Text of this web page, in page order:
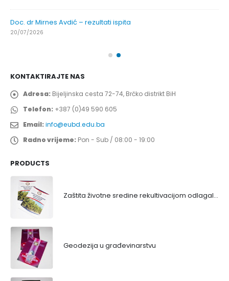
Doc. dr Mirnes Avdić – rezultati ispita
20/07/2026
KONTAKTIRAJTE NAS
Adresa: Bijeljinska cesta 72-74, Brčko distrikt BiH
Telefon: +387 (0)49 590 605
Email:info@eubd.edu.ba
Radno vrijeme: Pon - Sub / 08:00 - 19:00
PRODUCTS
Zaštita životne sredine rekultivacijom odlagališta
Geodezija u građevinarstvu